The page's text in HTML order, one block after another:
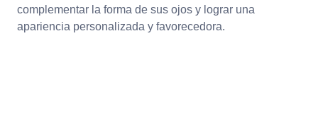
complementar la forma de sus ojos y lograr una
apariencia personalizada y favorecedora.